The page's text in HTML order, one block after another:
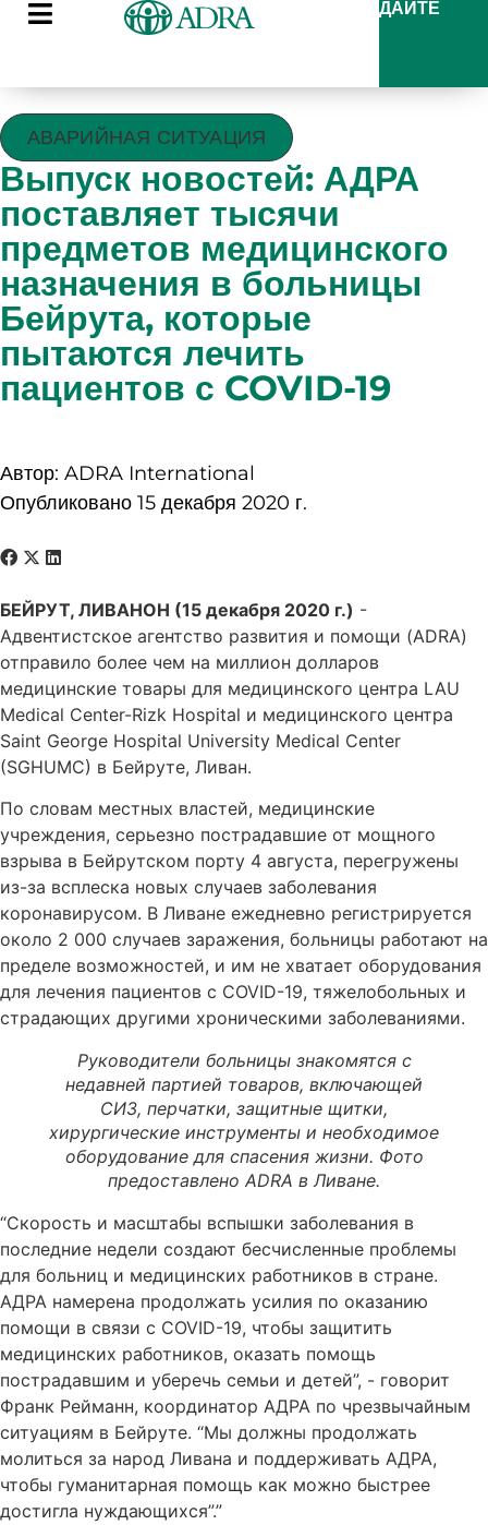
ДАЙТЕ
АВАРИЙНАЯ СИТУАЦИЯ
Выпуск новостей: АДРА
поставляет тысячи
предметов медицинского
назначения в больницы
Бейрута, которые
пытаются лечить
пациентов с COVID-19
Автор: ADRA International
Опубликовано 15 декабря 2020 г.
БЕЙРУТ, ЛИВАНОН (15 декабря 2020 г.) -
Адвентистское агентство развития и помощи (ADRA)
отправило более чем на миллион долларов
медицинские товары для медицинского центра LAU
Medical Center-Rizk Hospital и медицинского центра
Saint George Hospital University Medical Center
(SGHUMC) в Бейруте, Ливан.
По словам местных властей, медицинские
учреждения, серьезно пострадавшие от мощного
взрыва в Бейрутском порту 4 августа, перегружены
из-за всплеска новых случаев заболевания
коронавирусом. В Ливане ежедневно регистрируется
около 2 000 случаев заражения, больницы работают на
пределе возможностей, и им не хватает оборудования
для лечения пациентов с COVID-19, тяжелобольных и
страдающих другими хроническими заболеваниями.
Руководители больницы знакомятся с
недавней партией товаров, включающей
СИЗ, перчатки, защитные щитки,
хирургические инструменты и необходимое
оборудование для спасения жизни. Фото
предоставлено ADRA в Ливане.
“Скорость и масштабы вспышки заболевания в
последние недели создают бесчисленные проблемы
для больниц и медицинских работников в стране.
АДРА намерена продолжать усилия по оказанию
помощи в связи с COVID-19, чтобы защитить
медицинских работников, оказать помощь
пострадавшим и уберечь семьи и детей”, - говорит
Франк Рейманн, координатор АДРА по чрезвычайным
ситуациям в Бейруте. “Мы должны продолжать
молиться за народ Ливана и поддерживать АДРА,
чтобы гуманитарная помощь как можно быстрее
достигла нуждающихся”.”